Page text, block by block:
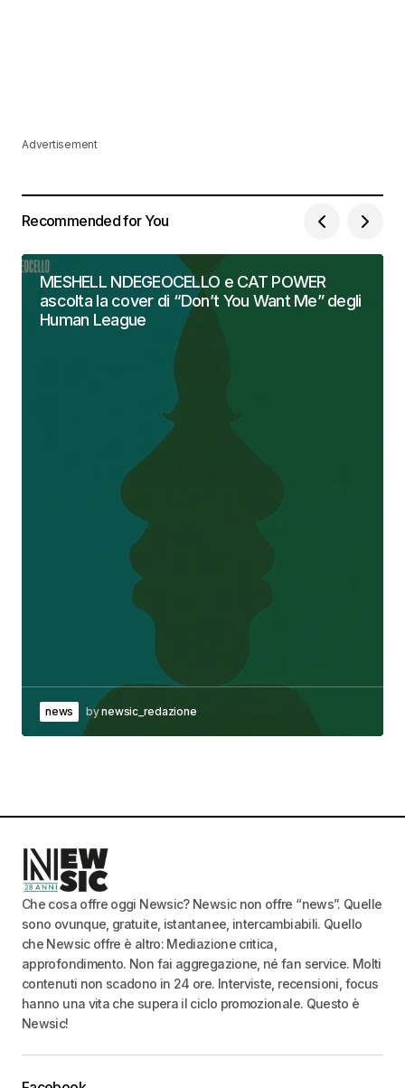
Advertisement
Recommended for You
MESHELL NDEGEOCELLO e CAT POWER
ascolta la cover di “Don’t You Want Me” degli
Human League
news bynewsic_redazione
Che cosa offre oggi Newsic? Newsic non offre “news”. Quelle
sono ovunque, gratuite, istantanee, intercambiabili. Quello
che Newsic offre è altro: Mediazione critica,
approfondimento. Non fai aggregazione, né fan service. Molti
contenuti non scadono in 24 ore. Interviste, recensioni, focus
hanno una vita che supera il ciclo promozionale. Questo è
Newsic!